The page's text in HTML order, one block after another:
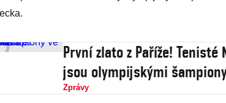
První zlato z Paříže! Tenisté
jsou olympijskými
Zprávy